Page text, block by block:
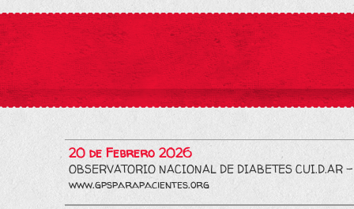
20 de Febrero 2026
OBSERVATORIO NACIONAL DE DIABETES CUI.D.AR -
www.gpsparapacientes.org